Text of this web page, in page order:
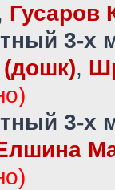
Гусаров
3-х
,
3-х